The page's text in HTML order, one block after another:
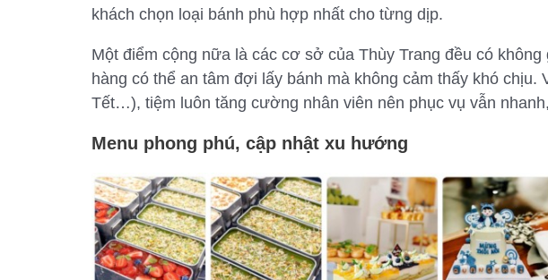
khách chọn loại bánh phù hợp nhất cho từng dịp.
Một điểm cộng nữa là các cơ sở của Thùy Trang đều có
hàng có thể an tâm đợi lấy bánh mà không cảm thấy khó chịu.
Tết…), tiệm luôn tăng cường nhân viên nên phục vụ vẫn
Menu phong phú, cập nhật xu hướng